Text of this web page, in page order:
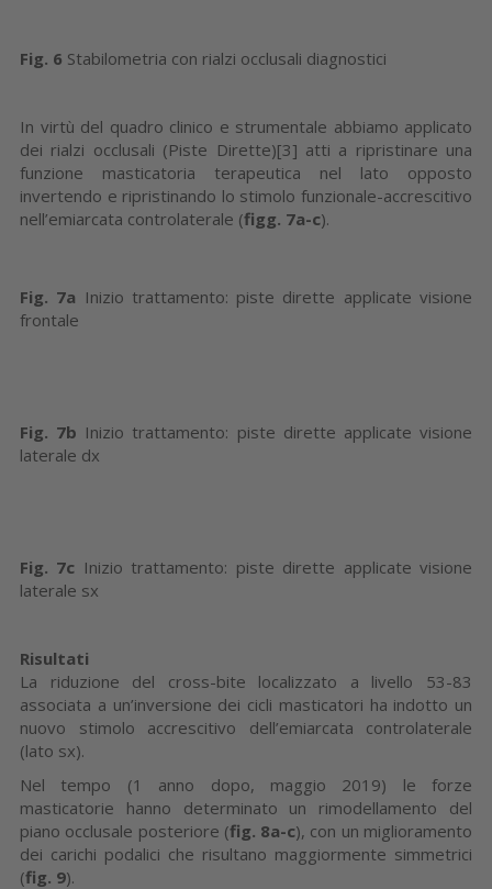
Fig. 6 Stabilometria con rialzi occlusali diagnostici
In virtù del quadro clinico e strumentale abbiamo applicato
dei rialzi occlusali (Piste Dirette)[3] atti a ripristinare una
funzione masticatoria terapeutica nel lato opposto
invertendo e ripristinando lo stimolo funzionale-accrescitivo
nell’emiarcata controlaterale (figg. 7a-c).
Fig. 7a Inizio trattamento: piste dirette applicate visione
frontale
Fig. 7b Inizio trattamento: piste dirette applicate visione
laterale dx
Fig. 7c Inizio trattamento: piste dirette applicate visione
laterale sx
Risultati
La riduzione del cross-bite localizzato a livello 53-83
associata a un’inversione dei cicli masticatori ha indotto un
nuovo stimolo accrescitivo dell’emiarcata controlaterale
(lato sx).
Nel tempo (1 anno dopo, maggio 2019) le forze
masticatorie hanno determinato un rimodellamento del
piano occlusale posteriore (fig. 8a-c), con un miglioramento
dei carichi podalici che risultano maggiormente simmetrici
(fig. 9).